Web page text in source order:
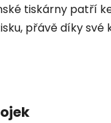
tiskárny patří
přávě díky své